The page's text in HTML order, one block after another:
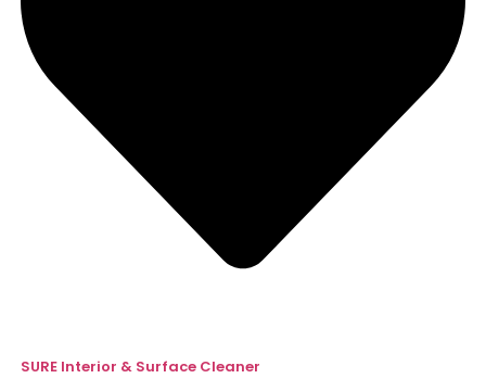
SURE Interior & Surface Cleaner